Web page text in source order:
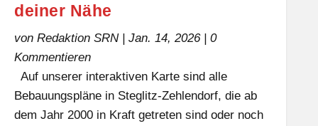
deiner Nähe
von Redaktion SRN| Jan. 14, 2026| 0
Kommentieren
Auf unserer interaktiven Karte sind alle
Bebauungspläne in Steglitz-Zehlendorf, die ab
dem Jahr 2000 in Kraft getreten sind oder noch